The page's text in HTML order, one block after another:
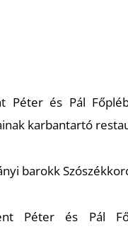
Péter és Pál
karbantartó
barokk
Péter és Pál